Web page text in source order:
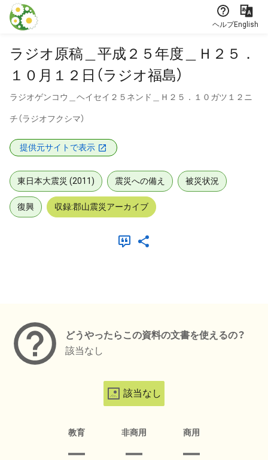
本文に飛ぶ
ヘルプEnglish
ラジオ原稿＿平成２５年度＿Ｈ２５．
１０月１２日（ラジオ福島）
ラジオゲンコウ＿ヘイセイ２５ネンド＿Ｈ２５．１０ガツ１２ニ
チ（ラジオフクシマ）
提供元サイトで表示
東日本大震災 (2011) 震災への備え 被災状況
復興 収録:郡山震災アーカイブ
どうやったらこの資料の文書を使えるの？
該当なし
該当なし
教育 非商用 商用